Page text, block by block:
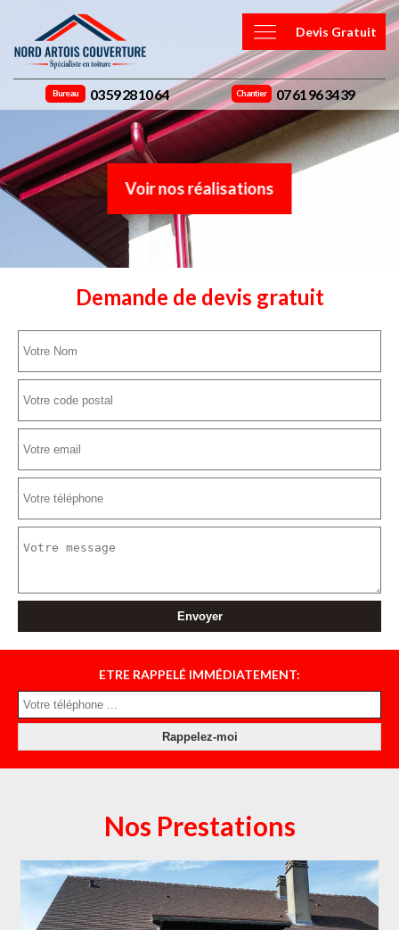
Devis Gratuit
Bureau 03 59 28 10 64 Chantier 07 61 96 34 39
Voir nos réalisations
Demande de devis gratuit
ETRE RAPPELÉ IMMÉDIATEMENT:
Nos Prestations